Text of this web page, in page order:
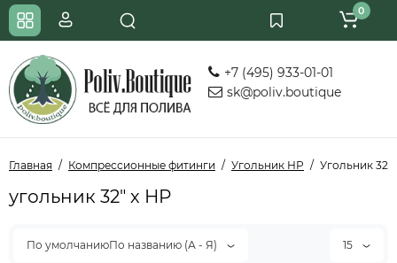
+7 (495) 933-01-01
sk@poliv.boutique
0
Главная Компрессионные фитинги Угольник НР Угольник 32"
угольник 32" х НР
По умолчаниюПо названию (А - Я) 15